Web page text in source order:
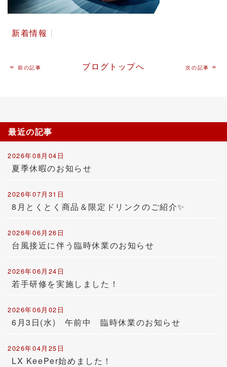
新着情報
«前の記事 ブログトップへ 次の記事 »
最近の記事
2026年08月04日
夏季休暇のお知らせ
2026年07月31日
8月とくとく商品＆限定ドリンクのご紹介✨
2026年06月26日
台風接近に伴う臨時休業のお知らせ
2026年06月24日
若手研修を実施しました！
2026年06月02日
6月3日(水) 午前中 臨時休業のお知らせ
2026年04月25日
LX KeePer始めました！